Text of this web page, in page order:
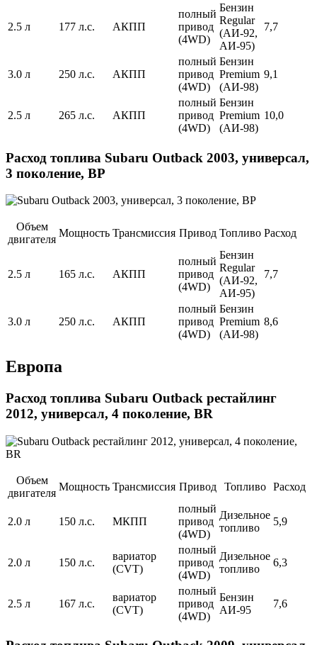
2.5 л 177 л.с. АКПП
полный
привод
(4WD)
Бензин
Regular
(АИ-92,
АИ-95)
7,7
3.0 л 250 л.с. АКПП
полный
привод
(4WD)
Бензин
Premium
(АИ-98)
9,1
2.5 л 265 л.с. АКПП
полный
привод
(4WD)
Бензин
Premium
(АИ-98)
10,0
Расход топлива Subaru Outback 2003, универсал,
3 поколение, BP
Объем
двигателя
Мощность Трансмиссия Привод Топливо Расход
2.5 л 165 л.с. АКПП
полный
привод
(4WD)
Бензин
Regular
(АИ-92,
АИ-95)
7,7
3.0 л 250 л.с. АКПП
полный
привод
(4WD)
Бензин
Premium
(АИ-98)
8,6
Европа
Расход топлива Subaru Outback рестайлинг
2012, универсал, 4 поколение, BR
Объем
двигателя
Мощность Трансмиссия Привод Топливо Расход
2.0 л 150 л.с. МКПП
полный
привод
(4WD)
Дизельное
топливо
5,9
2.0 л 150 л.с.
вариатор
(CVT)
полный
привод
(4WD)
Дизельное
топливо
6,3
2.5 л 167 л.с.
вариатор
(CVT)
полный
привод
(4WD)
Бензин
АИ-95
7,6